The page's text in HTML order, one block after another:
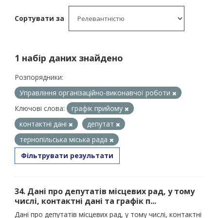
Сортувати за
1 набір даних знайдено
Розпорядники:
Управління організаційно-виконавчої роботи
Ключові слова:
графік прийому
контактні дані
депутат
тернопільська міська рада
Фільтрувати результати
34. Дані про депутатів місцевих рад, у тому
числі, контактні дані та графік п...
Дані про депутатів місцевих рад, у тому числі, контактні